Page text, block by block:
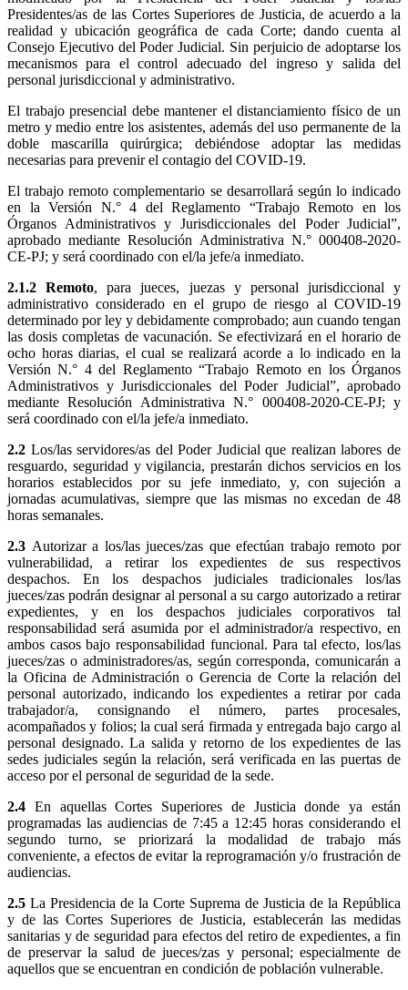
Presidentes/as de las Cortes Superiores de Justicia, de acuerdo a la
realidad y ubicación geográfica de cada Corte; dando cuenta al
Consejo Ejecutivo del Poder Judicial. Sin perjuicio de adoptarse los
mecanismos para el control adecuado del ingreso y salida del
personal jurisdiccional y administrativo.
El trabajo presencial debe mantener el distanciamiento físico de un
metro y medio entre los asistentes, además del uso permanente de la
doble mascarilla quirúrgica; debiéndose adoptar las medidas
necesarias para prevenir el contagio del COVID-19.
El trabajo remoto complementario se desarrollará según lo indicado
en la Versión N.° 4 del Reglamento “Trabajo Remoto en los
Órganos Administrativos y Jurisdiccionales del Poder Judicial”,
aprobado mediante Resolución Administrativa N.° 000408-2020-
CE-PJ; y será coordinado con el/la jefe/a inmediato.
2.1.2 Remoto, para jueces, juezas y personal jurisdiccional y
administrativo considerado en el grupo de riesgo al COVID-19
determinado por ley y debidamente comprobado; aun cuando tengan
las dosis completas de vacunación. Se efectivizará en el horario de
ocho horas diarias, el cual se realizará acorde a lo indicado en la
Versión N.° 4 del Reglamento “Trabajo Remoto en los Órganos
Administrativos y Jurisdiccionales del Poder Judicial”, aprobado
mediante Resolución Administrativa N.° 000408-2020-CE-PJ; y
será coordinado con el/la jefe/a inmediato.
2.2 Los/las servidores/as del Poder Judicial que realizan labores de
resguardo, seguridad y vigilancia, prestarán dichos servicios en los
horarios establecidos por su jefe inmediato, y, con sujeción a
jornadas acumulativas, siempre que las mismas no excedan de 48
horas semanales.
2.3 Autorizar a los/las jueces/zas que efectúan trabajo remoto por
vulnerabilidad, a retirar los expedientes de sus respectivos
despachos. En los despachos judiciales tradicionales los/las
jueces/zas podrán designar al personal a su cargo autorizado a retirar
expedientes, y en los despachos judiciales corporativos tal
responsabilidad será asumida por el administrador/a respectivo, en
ambos casos bajo responsabilidad funcional. Para tal efecto, los/las
jueces/zas o administradores/as, según corresponda, comunicarán a
la Oficina de Administración o Gerencia de Corte la relación del
personal autorizado, indicando los expedientes a retirar por cada
trabajador/a, consignando el número, partes procesales,
acompañados y folios; la cual será firmada y entregada bajo cargo al
personal designado. La salida y retorno de los expedientes de las
sedes judiciales según la relación, será verificada en las puertas de
acceso por el personal de seguridad de la sede.
2.4 En aquellas Cortes Superiores de Justicia donde ya están
programadas las audiencias de 7:45 a 12:45 horas considerando el
segundo turno, se priorizará la modalidad de trabajo más
conveniente, a efectos de evitar la reprogramación y/o frustración de
audiencias.
2.5 La Presidencia de la Corte Suprema de Justicia de la República
y de las Cortes Superiores de Justicia, establecerán las medidas
sanitarias y de seguridad para efectos del retiro de expedientes, a fin
de preservar la salud de jueces/zas y personal; especialmente de
aquellos que se encuentran en condición de población vulnerable.